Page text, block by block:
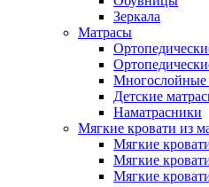
Зеркала
Матрасы
Многослойные
Детские
Наматрасники
Мягкие кровати из
Мягкие
Мягкие
Мягкие